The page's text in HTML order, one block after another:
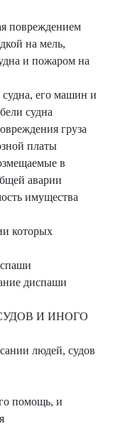
повреждением
на мель,
и пожаром на
его машин и
судна
груза
платы
в
аварии
имущества
которых
диспаши
И ИНОГО
людей, судов
помощь, и